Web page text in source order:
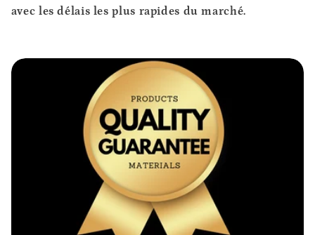
avec les délais les plus rapides du marché.